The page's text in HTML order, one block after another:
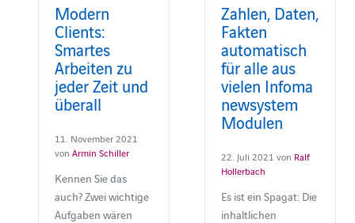
Modern
Clients:
Smartes
Arbeiten zu
jeder Zeit und
überall
11. November 2021
von Armin Schiller
Kennen Sie das
auch? Zwei wichtige
Aufgaben wären
Zahlen, Daten,
Fakten
automatisch
für alle aus
vielen Infoma
newsystem
Modulen
22. Juli 2021 von Ralf
Hollerbach
Es ist ein Spagat: Die
inhaltlichen